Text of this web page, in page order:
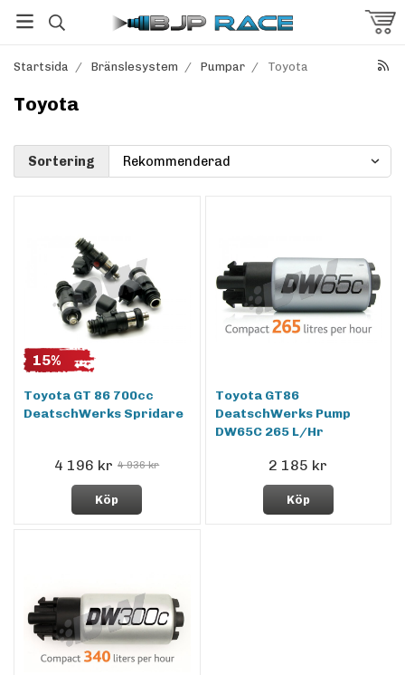
Startsida / Bränslesystem / Pumpar / Toyota
Toyota
Sortering
15%
Toyota GT 86 700cc
DeatschWerks Spridare
4 196 kr 4 936 kr
Köp
Toyota GT86
DeatschWerks Pump
DW65C 265 L/Hr
2 185 kr
Köp